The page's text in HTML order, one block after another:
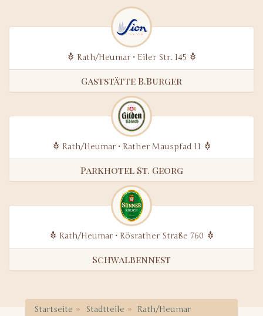
Rath/Heumar • Eiler Str. 145
Gaststätte B.Burger
Rath/Heumar • Rather Mauspfad 11
Parkhotel St. Georg
Rath/Heumar • Rösrather Straße 760
Schwalbennest
Startseite Stadtteile
Rath/Heumar